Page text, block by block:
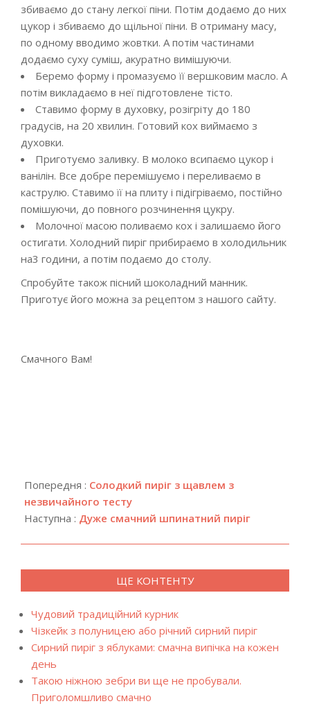
збиваємо до стану легкої піни. Потім додаємо до них
цукор і збиваємо до щільної піни. В отриману масу,
по одному вводимо жовтки. А потім частинами
додаємо суху суміш, акуратно вимішуючи.
Беремо форму і промазуємо її вершковим масло. А
потім викладаємо в неї підготовлене тісто.
Ставимо форму в духовку, розігріту до 180
градусів, на 20 хвилин. Готовий кох виймаємо з
духовки.
Приготуємо заливку. В молоко всипаємо цукор і
ванілін. Все добре перемішуємо і переливаємо в
каструлю. Ставимо її на плиту і підігріваємо, постійно
помішуючи, до повного розчинення цукру.
Молочної масою поливаємо кох і залишаємо його
остигати. Холодний пиріг прибираємо в холодильник
на3 години, а потім подаємо до столу.
Спробуйте також пісний шоколадний манник.
Приготує його можна за рецептом з нашого сайту.
Смачного Вам!
08-
06
Попередня : Солодкий пиріг з щавлем з
незвичайного тесту
Наступна : Дуже смачний шпинатний пиріг
ЩЕ КОНТЕНТУ
Чудовий традиційний курник
Чізкейк з полуницею або річний сирний пиріг
Сирний пиріг з яблуками: смачна випічка на кожен
день
Такою ніжною зебри ви ще не пробували.
Приголомшливо смачно